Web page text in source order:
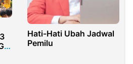
Hati-Hati Ubah Jadwal
Pemilu